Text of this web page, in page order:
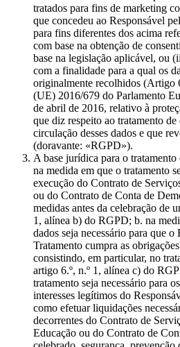
tratados para fins de marketing
que concedeu ao Responsável
para fins diferentes dos acima
com base na obtenção de
base na legislação aplicável, ou
com a finalidade para a qual os
originalmente recolhidos (Artigo
(UE) 2016/679 do Parlamento
de abril de 2016, relativo à
que diz respeito ao tratamento
circulação desses dados e que
(doravante: «RGPD»).
A base jurídica para o tratamento
na medida em que o tratamento
execução do Contrato de
ou do Contrato de Conta de
medidas antes da celebração de
1, alínea b) do RGPD; b. na
dados seja necessário para que o
Tratamento cumpra as
consistindo, em particular, no
artigo 6.º, n.º 1, alínea c) do
tratamento seja necessário para
interesses legítimos do
como efetuar liquidações
decorrentes do Contrato de
Educação ou do Contrato de